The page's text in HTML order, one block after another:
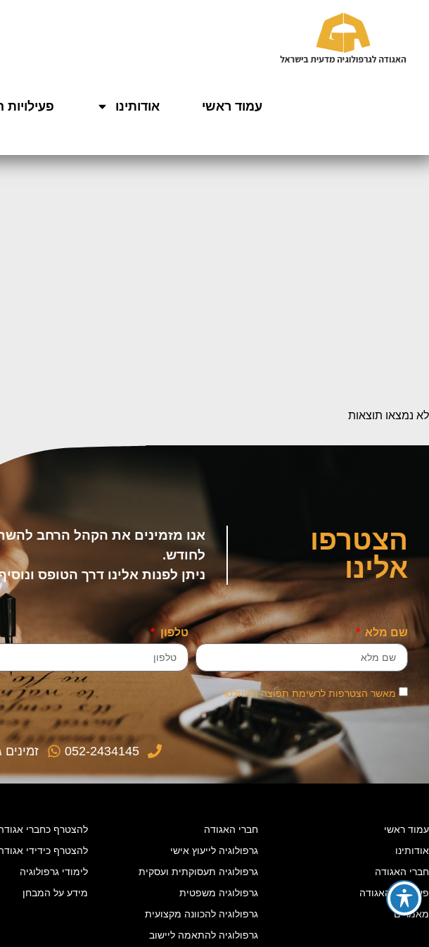
עמוד ראשי אודותינו פעילויות
לא נמצאו תוצאות
הצטרפו
אלינו
אנו מזמינים את הקהל הרחב
לחודש.
ניתן לפנות אלינו דרך הטופס
שם מלא טלפון
מאשר הצטרפות לרשימת תפוצה ולניוזלטר
052-2434145
עמוד ראשי
אודותינו
חברי האגודה
פעילויות האגודה
מאמרים
חברי האגודה
גרפולוגיה לייעוץ אישי
גרפולוגיה תעסוקתית ועסקית
גרפולוגיה משפטית
גרפולוגיה להכוונה מקצועית
גרפולוגיה להתאמה ליישוב
להצטרף כחברי
להצטרף כידידי
לימודי גרפולוגיה
מידע על המבחן